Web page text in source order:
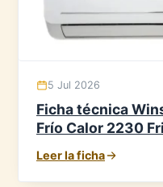
5 Jul 2026
Ficha técnica
Frío Calor 2230
Leer la ficha